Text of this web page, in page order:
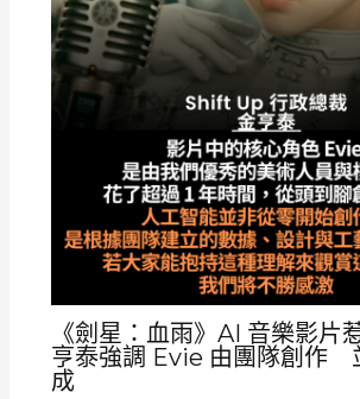
《劍星：血雨》AI 音樂影
亨泰強調 Evie 由團隊創作
成